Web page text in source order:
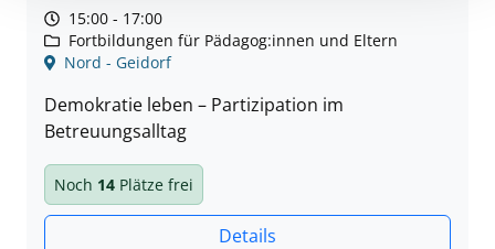
15:00 - 17:00
Fortbildungen für Pädagog:innen und Eltern
Nord - Geidorf
Demokratie leben – Partizipation im
Betreuungsalltag
Noch 14 Plätze frei
Details